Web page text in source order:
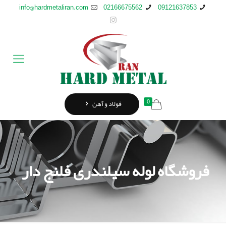
09121637853
02166675562
info@hardmetaliran.com
0 فولاد و آهن
فروشگاه لوله سیلندری فلنج دار